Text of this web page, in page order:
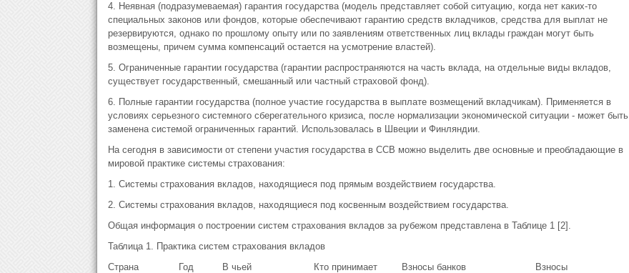
4. Неявная (подразумеваемая) гарантия государства (модель представляет собой ситуацию, когда нет каких-то
специальных законов или фондов, которые обеспечивают гарантию средств вкладчиков, средства для выплат не
резервируются, однако по прошлому опыту или по заявлениям ответственных лиц вклады граждан могут быть
возмещены, причем сумма компенсаций остается на усмотрение властей).
5. Ограниченные гарантии государства (гарантии распространяются на часть вклада, на отдельные виды вкладов,
существует государственный, смешанный или частный страховой фонд).
6. Полные гарантии государства (полное участие государства в выплате возмещений вкладчикам). Применяется в
условиях серьезного системного сберегательного кризиса, после нормализации экономической ситуации - может быть
заменена системой ограниченных гарантий. Использовалась в Швеции и Финляндии.
На сегодня в зависимости от степени участия государства в ССВ можно выделить две основные и преобладающие в
мировой практике системы страхования:
1. Системы страхования вкладов, находящиеся под прямым воздействием государства.
2. Системы страхования вкладов, находящиеся под косвенным воздействием государства.
Общая информация о построении систем страхования вкладов за рубежом представлена в Таблице 1 [2].
Таблица 1. Практика систем страхования вкладов
Страна
Год
В чьей
Кто принимает
Взносы банков
Взносы